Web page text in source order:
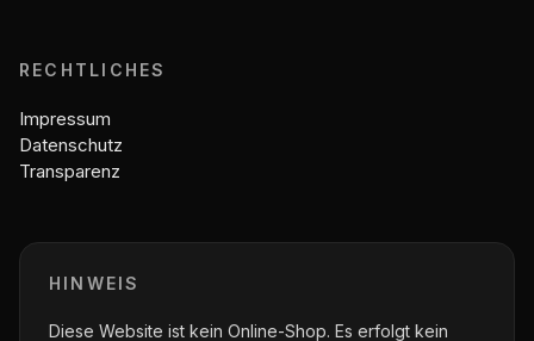
RECHTLICHES
Impressum
Datenschutz
Transparenz
HINWEIS
Diese Website ist kein Online-Shop. Es erfolgt kein